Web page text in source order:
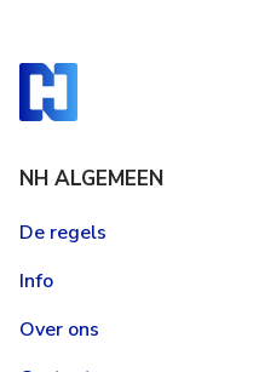
NH ALGEMEEN
De regels
Info
Over ons